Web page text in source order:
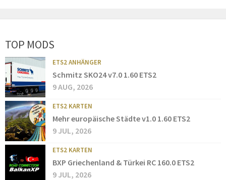
TOP MODS
ETS2 ANHÄNGER
Schmitz SKO24 v7.0 1.60 ETS2
9 AUG, 2026
ETS2 KARTEN
Mehr europäische Städte v1.0 1.60 ETS2
9 JUL, 2026
ETS2 KARTEN
BXP Griechenland & Türkei RC 160.0 ETS2
9 JUL, 2026